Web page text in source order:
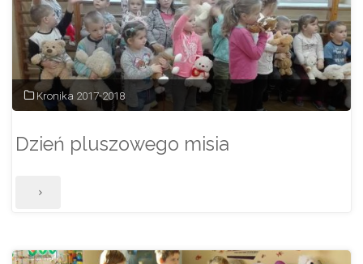
Kronika 2017-2018
Dzień pluszowego misia
"Dzień
misia"